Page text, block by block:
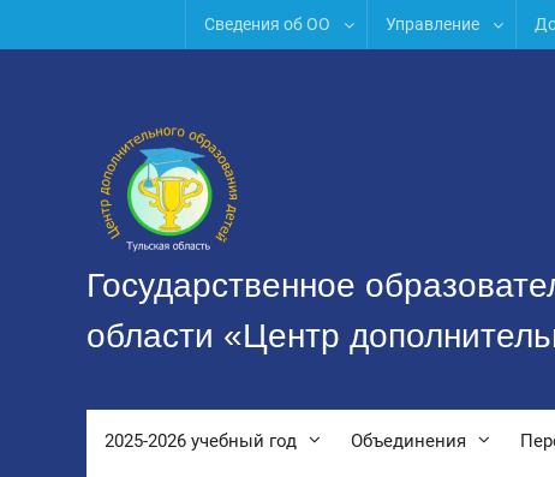
Сведения об ОО Управление
Государственное
области «Центр
2025-2026 учебный год Объединения